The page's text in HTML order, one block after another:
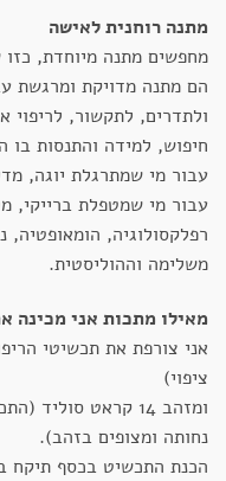
מתנה רוחנית לאישה
מחפשים מתנה מיוחדת,
הם מתנה מדויקת ומרגשת
ולתדרים, לתקשור, לריפוי
חיפוש, למידה והתנסות בו
עבור מי שמתרגלת יוגה,
עבור מי שמטפלת ברייקי,
רפלקסולוגיה, הומאופטיה,
משלימה וההוליסטית.
מאילו מתכות אני מכינה
ציפוי)
ומזהב 14 קראט סוליד (התכשיטים
נחותה ומצופים בזהב).
הכנת התכשיט בכסף תיקח